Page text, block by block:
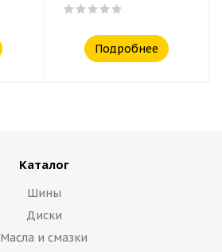
Подробнее
Каталог
Шины
Диски
Масла и смазки